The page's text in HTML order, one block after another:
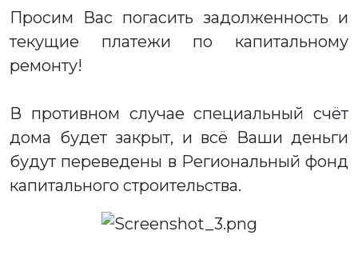
Просим Вас погасить задолженность и
текущие платежи по капитальному
ремонту!
В противном случае специальный счёт
дома будет закрыт, и всё Ваши деньги
будут переведены в Региональный фонд
капитального строительства.